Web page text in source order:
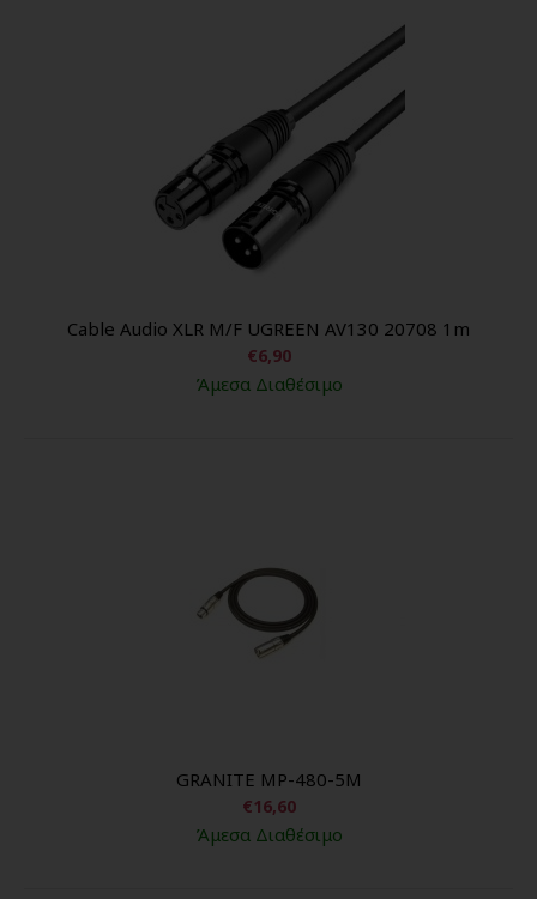
Cable Audio XLR M/F UGREEN AV130 20708 1m
€6,90
Άμεσα Διαθέσιμο
GRANITE MP-480-5M
€16,60
Άμεσα Διαθέσιμο